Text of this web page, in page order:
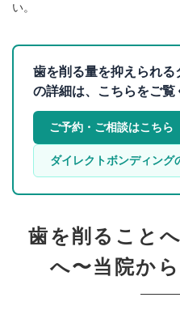
い。
歯を削る量を抑えられ
の詳細は、こちらをご覧
ご予約・ご相談はこちら
ダイレクトボンディング
歯を削ること
へ〜当院か